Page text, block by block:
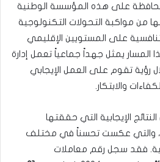
على هذه المؤسسة الوطنية
من مواكبة التحولات التكنولوجية
على المستويين الإقليمي
المسار يمثل جهداً جماعياً تعمل إدارة
رؤية تقوم على العمل الإيجابي
والابتكار.
الإيجابية التي حققتها
المجموعة خلال سنة 2025، والتي عكست تحسناً في مختلف
فقد سجل رقم معاملات